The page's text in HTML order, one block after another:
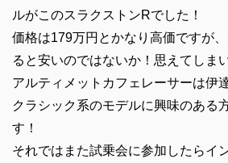
ルがこのスラクストンRでした！
価格は179万円とかなり高価ですが
ると安いのではないか！思えてしま
アルティメットカフェレーサーは伊
クラシック系のモデルに興味のある
す！
それではまた試乗会に参加したらイ